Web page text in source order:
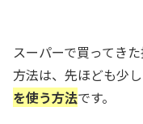
スーパーで買ってき
方法は、先ほども少
を使う方法です。